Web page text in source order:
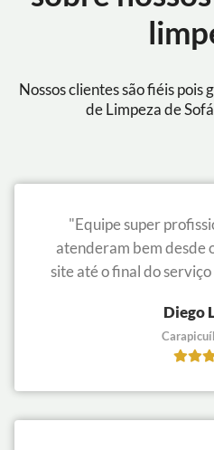
Nossos clientes são fiéis pois
de Limpeza de
"Equipe super
atenderam bem desde
site até o final do
Diego